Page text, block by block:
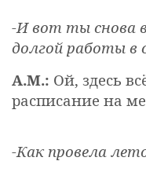
-И вот ты снова
долгой работы в
А.М.: Ой, здесь
расписание на
-Как провела